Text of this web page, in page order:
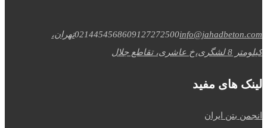
0214454568609127272500info@jahadbeton.com
تهران،
کیلومتر 8 لشگری،خ عاشری، تقاطع جلال
لینک های مفید
انجمن بتن ایران